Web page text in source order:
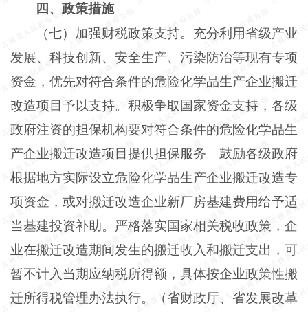
四、政策措施
（七）加强财税政策支持。充分利用省级产业
发展、科技创新、安全生产、污染防治等现有专项
资金，优先对符合条件的危险化学品生产企业搬迁
改造项目予以支持。积极争取国家资金支持，各级
政府注资的担保机构要对符合条件的危险化学品生
产企业搬迁改造项目提供担保服务。鼓励各级政府
根据地方实际设立危险化学品生产企业搬迁改造专
项资金，或对搬迁改造企业新厂房基建费用给予适
当基建投资补助。严格落实国家相关税收政策，企
业在搬迁改造期间发生的搬迁收入和搬迁支出，可
暂不计入当期应纳税所得额，具体按企业政策性搬
迁所得税管理办法执行。（省财政厅、省发展改革